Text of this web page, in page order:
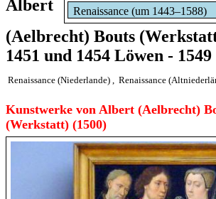
Renaissance (um 1443–1588)
Albert
(Aelbrecht) Bouts
1451 und 1454 Löwen -
Renaissance (Niederlande) , Renaissance
Kunstwerke von Albert (Aelbrecht)
(Werkstatt) (1500)